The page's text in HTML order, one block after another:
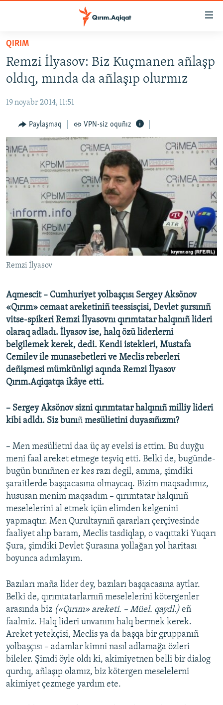
Esas
mündericege
qaytmaq
Baş
navigatsiyağa
qaytmaq
qaytmaq
HABERLER
SİYASET
İQTİSADİYAT
CEMİYET
MEDENİYET
İNSAN AQLARI
SÜRET
BLOGLAR
FİKİR
Русский
Українською
RFE/RS bütün saytları
QIRIM
Remzi İlyasov: Biz Kuçmanen añlaşp
oldıq, mında da añlaşıp olurmız
19 noyabr 2014, 11:51
Paylaşmaq VPN-siz oquñız
Remzi İlyasov
Aqmescit – Cumhuriyet yolbaşçısı Sergey Aksönov
«Qırım» cemaat areketiniñ teessisçisi, Devlet şursınıñ
vitse-spikeri Remzi İlyasovnı qırımtatar halqınıñ lideri
olaraq adladı. İlyasov ise, halq özü liderlerni
belgilemek kerek, dedi. Kendi istekleri, Mustafa
Cemilev ile munasebetleri ve Meclis reberleri
deñişmesi mümkünligi aqında Remzi İlyasov
Qırım.Aqiqatqa ikâye etti.
– Sergey Aksönov sizni qırımtatar halqınıñ milliy lideri
kibi adldı. Siz bunıñ mesülietini duyasıñızmı?
– Men mesülietni daa üç ay evelsi is ettim. Bu duyğu
meni faal areket etmege teşviq etti. Belki de, bugünde-
bugün bunıñnen er kes razı degil, amma, şimdiki
şaraitlerde başqacasına olmaycaq. Bizim maqsadımız,
hususan menim maqsadım – qırımtatar halqınıñ
meselelerini al etmek içün elimden kelgenini
yapmaqtır. Men Qurultaynıñ qararları çerçivesinde
faaliyet alıp baram, Meclis tasdiqlap, o vaqıttaki Yuqarı
Şura, şimdiki Devlet Şurasına yollağan yol haritası
boyunca adımlayım.
Bazıları maña lider dey, bazıları başqacasına aytlar.
Belki de, qırımtatarlarnıñ meselelerini kötergenler
arasında biz («Qırım» areketi. – Müel. qaydl.) eñ
faalmiz. Halq lideri unvanını halq bermek kerek.
Areket yetekçisi, Meclis ya da başqa bir gruppanıñ
yolbaşçısı – adamlar kimni nasıl adlamağa özleri
bileler. Şimdi öyle oldı ki, akimiyetnen belli bir dialog
qurdıq, añlaşıp olamız, biz kötergen meselelerni
akimiyet çezmege yardım ete.